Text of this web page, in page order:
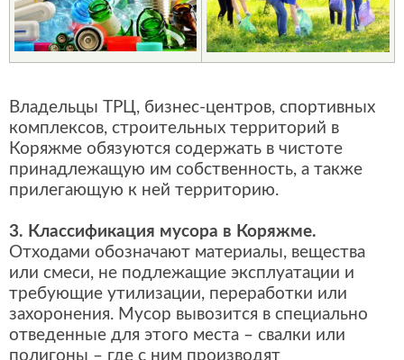
Владельцы ТРЦ, бизнес-центров, спортивных
комплексов, строительных территорий в
Коряжме обязуются содержать в чистоте
принадлежащую им собственность, а также
прилегающую к ней территорию.
3. Классификация мусора в Коряжме.
Отходами обозначают материалы, вещества
или смеси, не подлежащие эксплуатации и
требующие утилизации, переработки или
захоронения. Мусор вывозится в специально
отведенные для этого места – свалки или
полигоны – где с ним производят